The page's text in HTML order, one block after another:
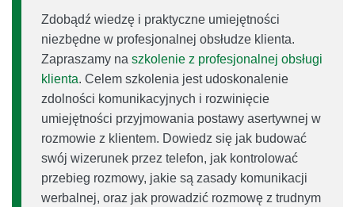
Zdobądź wiedzę i praktyczne umiejętności
niezbędne w profesjonalnej obsłudze klienta.
Zapraszamy na szkolenie z profesjonalnej obsługi
klienta. Celem szkolenia jest udoskonalenie
zdolności komunikacyjnych i rozwinięcie
umiejętności przyjmowania postawy asertywnej w
rozmowie z klientem. Dowiedz się jak budować
swój wizerunek przez telefon, jak kontrolować
przebieg rozmowy, jakie są zasady komunikacji
werbalnej, oraz jak prowadzić rozmowę z trudnym